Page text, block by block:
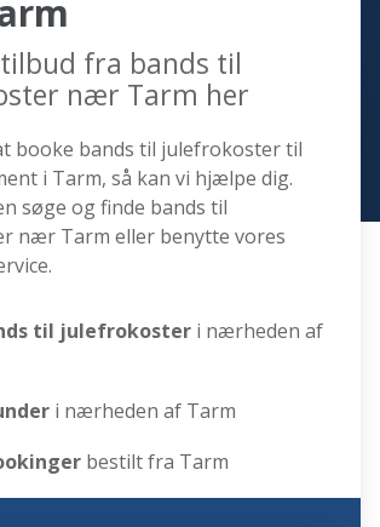
fra bands til
nær Tarm her
booke bands til julefrokoster til
i Tarm, så kan vi hjælpe dig.
søge og finde bands til
nær Tarm eller benytte vores
til julefrokoster i nærheden af
i nærheden af Tarm
bestilt fra Tarm